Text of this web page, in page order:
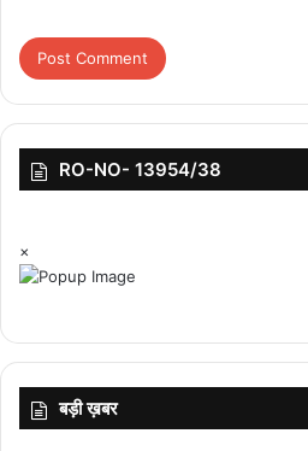
RO-NO- 13954/38
×
बड़ी ख़बर